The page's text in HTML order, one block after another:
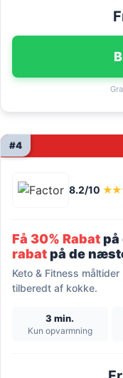
#4
8.2/10
Få 30% Rabatpå
rabatpå de
Keto & Fitness
tilberedt af kokke.
3 min.
Kun opvarmning